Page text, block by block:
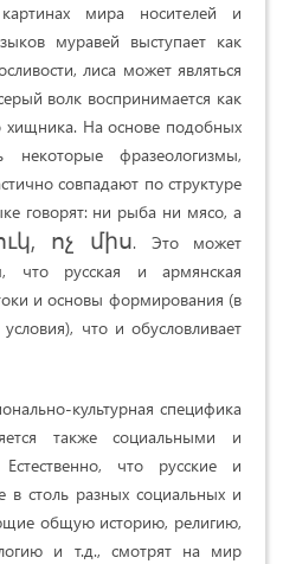
мира носителей и
муравей выступает как
лиса может являться
волк воспринимается как
хищника. На основе подобных
фразеологизмы,
совпадают по структуре
говорят: ни рыба ни мясо, а
ոչ միս. Это может
что русская и армянская
и основы формирования (в
условия), что и обусловливает
культурная специфика
также социальными и
что русские и
столь разных социальных и
общую историю, религию,
и т.д., смотрят на мир